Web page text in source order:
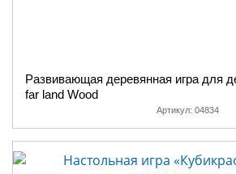
Развивающая деревянная игра для
far land Wood
Артикул: 04834